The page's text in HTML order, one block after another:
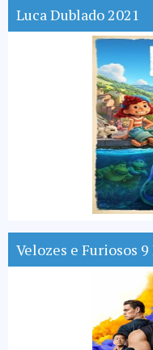
Luca Dublado 2021
Velozes e Furiosos